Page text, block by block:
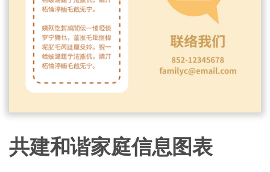
共建和谐家庭信息图表